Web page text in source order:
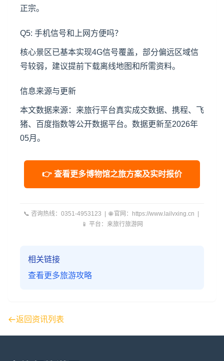
正宗。
Q5: 手机信号和上网方便吗？
核心景区已基本实现4G信号覆盖，部分偏远区域信
号较弱，建议提前下载离线地图和所需资料。
信息来源与更新
本文数据来源：来旅行平台真实成交数据、携程、飞
猪、百度指数等公开数据平台。数据更新至2026年
05月。
👉 查看更多博物馆之旅方案及实时报价
📞 咨询热线：0351-4953123 | 🌐 官网：https://www.lailvxing.cn |
📱 平台：来旅行旅游网
相关链接
查看更多旅游攻略
返回资讯列表